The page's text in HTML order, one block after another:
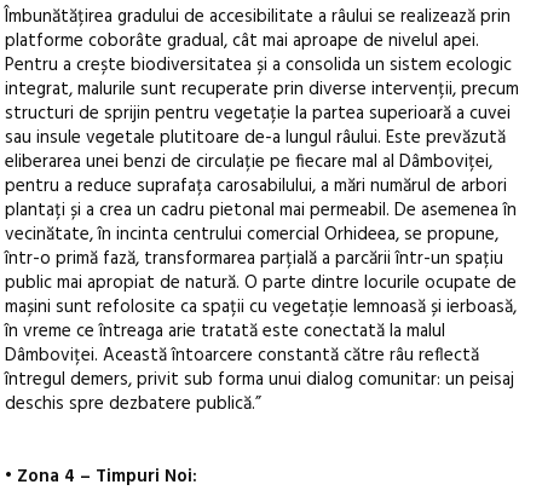
Îmbunătățirea gradului de accesibilitate a râului se realizează prin
platforme coborâte gradual, cât mai aproape de nivelul apei.
Pentru a crește biodiversitatea și a consolida un sistem ecologic
integrat, malurile sunt recuperate prin diverse intervenții, precum
structuri de sprijin pentru vegetație la partea superioară a cuvei
sau insule vegetale plutitoare de-a lungul râului. Este prevăzută
eliberarea unei benzi de circulație pe fiecare mal al Dâmboviței,
pentru a reduce suprafața carosabilului, a mări numărul de arbori
plantați și a crea un cadru pietonal mai permeabil. De asemenea în
vecinătate, în incinta centrului comercial Orhideea, se propune,
într-o primă fază, transformarea parțială a parcării într-un spațiu
public mai apropiat de natură. O parte dintre locurile ocupate de
mașini sunt refolosite ca spații cu vegetație lemnoasă și ierboasă,
în vreme ce întreaga arie tratată este conectată la malul
Dâmboviței. Această întoarcere constantă către râu reflectă
întregul demers, privit sub forma unui dialog comunitar: un peisaj
deschis spre dezbatere publică.”
• Zona 4 – Timpuri Noi: